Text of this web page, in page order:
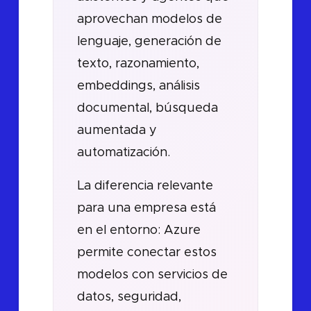
aprovechan modelos de
lenguaje, generación de
texto, razonamiento,
embeddings, análisis
documental, búsqueda
aumentada y
automatización.
La diferencia relevante
para una empresa está
en el entorno: Azure
permite conectar estos
modelos con servicios de
datos, seguridad,